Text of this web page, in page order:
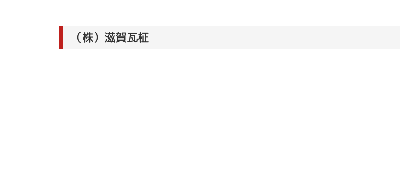
（株）滋賀瓦柾